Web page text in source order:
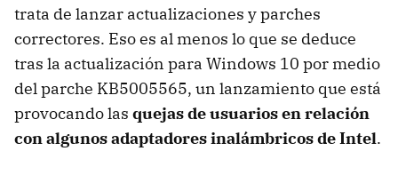
trata de lanzar actualizaciones y parches
correctores. Eso es al menos lo que se deduce
tras la actualización para Windows 10 por medio
del parche KB5005565, un lanzamiento que está
provocando las quejas de usuarios en relación
con algunos adaptadores inalámbricos de Intel.